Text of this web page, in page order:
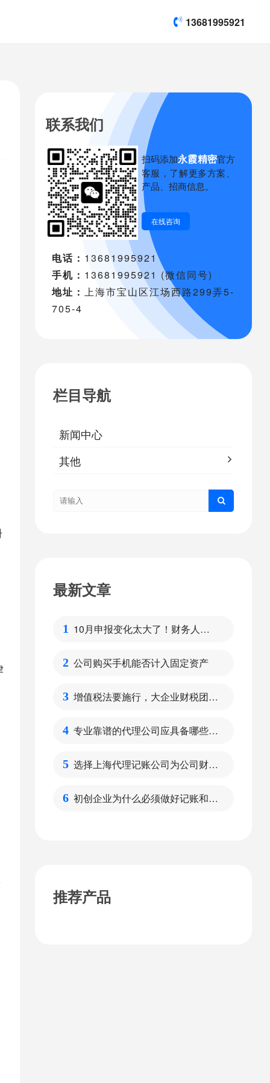
13681995921
联系我们
扫码添加永霞精密官方
客服，了解更多方案、
产品、招商信息。
在线咨询
电话： 13681995921
手机： 13681995921 (微信同号)
地址：上海市宝山区江场西路299弄5-
705-4
栏目导航
新闻中心
其他
最新文章
1 10月申报变化太大了！财务人请
2 公司购买手机能否计入固定资产
3 增值税法要施行，大企业财税团队
4 专业靠谱的代理公司应具备哪些特
5 选择上海代理记账公司为公司财税
6 初创企业为什么必须做好记账和报
推荐产品